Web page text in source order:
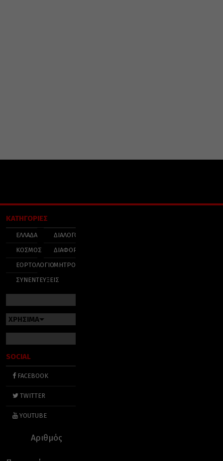
ΚΑΤΗΓΟΡΙΕΣ
ΕΛΛΑΔΑ
ΚΟΣΜΟΣ
ΕΟΡΤΟΛΟΓΙΟ
ΣΥΝΕΝΤΕΥΞΕΙΣ
ΔΙΑΛΟΓΟΣ
ΔΙΑΦΟΡΑ
ΜΗΤΡΟΠΟΛΕΙΣ
ΧΡΗΣΙΜΑ
SOCIAL
FACEBOOK
TWITTER
YOUTUBE
Αριθμός